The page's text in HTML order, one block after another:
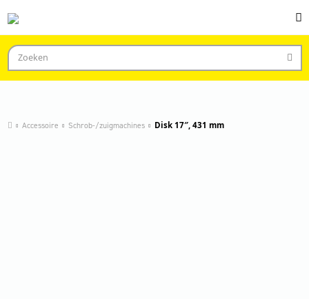
Accessoire Schrob-/zuigmachines Disk 17″, 431 mm